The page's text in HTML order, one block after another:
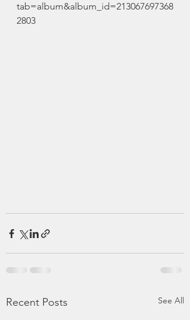
tab=album&album_id=213067697368
2803
Recent Posts See All